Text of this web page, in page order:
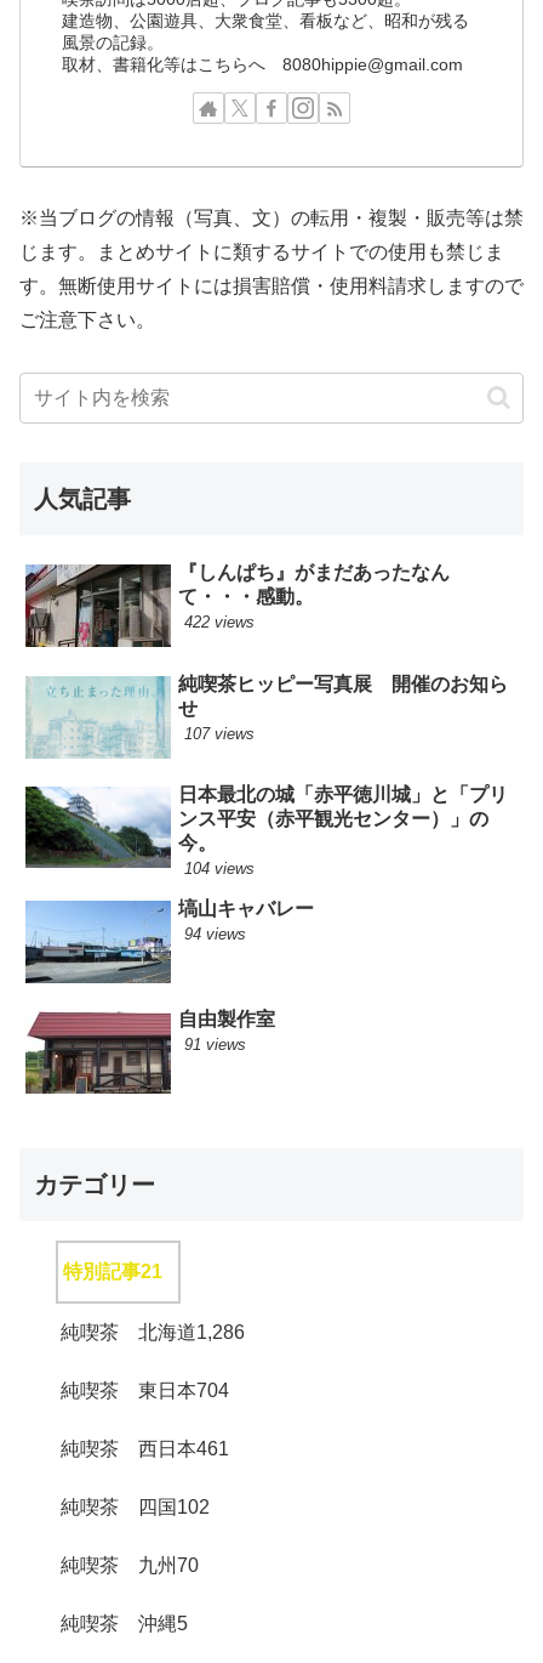
建造物、公園遊具、大衆食堂、看板など、昭和が残る
風景の記録。
取材、書籍化等はこちらへ 8080hippie@gmail.com
※当ブログの情報（写真、文）の転用・複製・販売等は禁
じます。まとめサイトに類するサイトでの使用も禁じま
す。無断使用サイトには損害賠償・使用料請求しますので
ご注意下さい。
人気記事
『しんぱち』がまだあったなん
て・・・感動。
422 views
純喫茶ヒッピー写真展 開催のお知ら
せ
107 views
日本最北の城「赤平徳川城」と「プリ
ンス平安（赤平観光センター）」の
今。
104 views
塙山キャバレー
94 views
自由製作室
91 views
カテゴリー
特別記事21
純喫茶 北海道1,286
純喫茶 東日本704
純喫茶 西日本461
純喫茶 四国 102
純喫茶 九州70
純喫茶 沖縄5